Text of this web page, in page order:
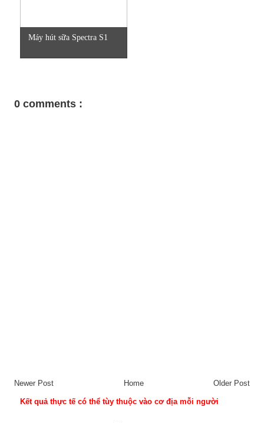
Máy hút sữa Spectra S1
0 comments :
Newer Post Older Post
Home
Kết quả thực tế có thể tùy thuộc vào cơ địa mỗi người